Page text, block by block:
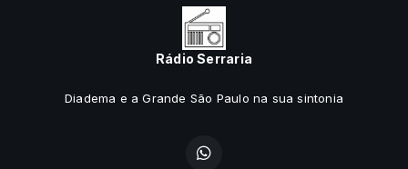
Rádio Serraria
Diadema e a Grande São Paulo na sua sintonia